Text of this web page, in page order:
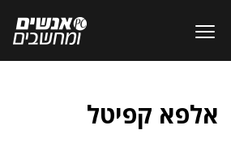
אלפא קפיטל